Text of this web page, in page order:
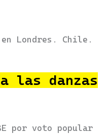
Londres. Chile.
las danzas
por voto popular